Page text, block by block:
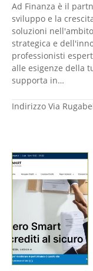
Ad Finanza è il
sviluppo e la
soluzioni
strategica e
professionisti
alle esigenze della
supporta in…
Indirizzo Via